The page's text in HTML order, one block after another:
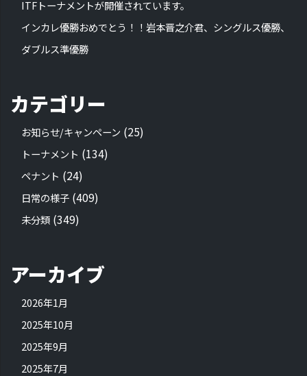
ITFトーナメントが開催されています。
インカレ優勝おめでとう！！岩本晋之介君、シングルス優勝、
ダブルス準優勝
カテゴリー
お知らせ/キャンペーン (25)
トーナメント (134)
ペナント (24)
日常の様子 (409)
未分類 (349)
アーカイブ
2026年1月
2025年10月
2025年9月
2025年7月